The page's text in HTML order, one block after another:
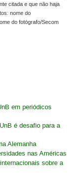
citada e que não haja
nome do
do fotógrafo/Secom
em periódicos
é desafio para a
Alemanha
nas Américas
sobre a